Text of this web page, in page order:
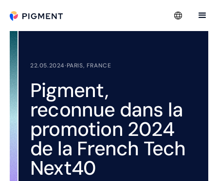
22.05.2024·PARIS, FRANCE
Pigment,
reconnue dans la
promotion 2024
de la French Tech
Next40